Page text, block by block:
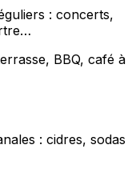
: concerts,
BBQ, café à
: cidres, sodas